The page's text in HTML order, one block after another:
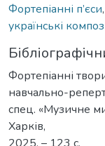
Фортепіанні п’єси,
українські
Фортепіанні
навчально-
спец. «Музичне
Харків,